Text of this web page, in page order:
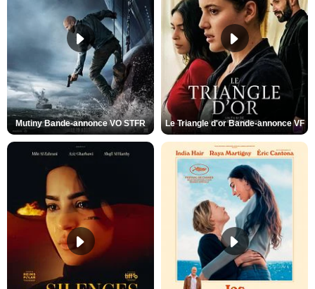
Mutiny Bande-annonce VO STFR Le Triangle d'or Bande-annonce VF